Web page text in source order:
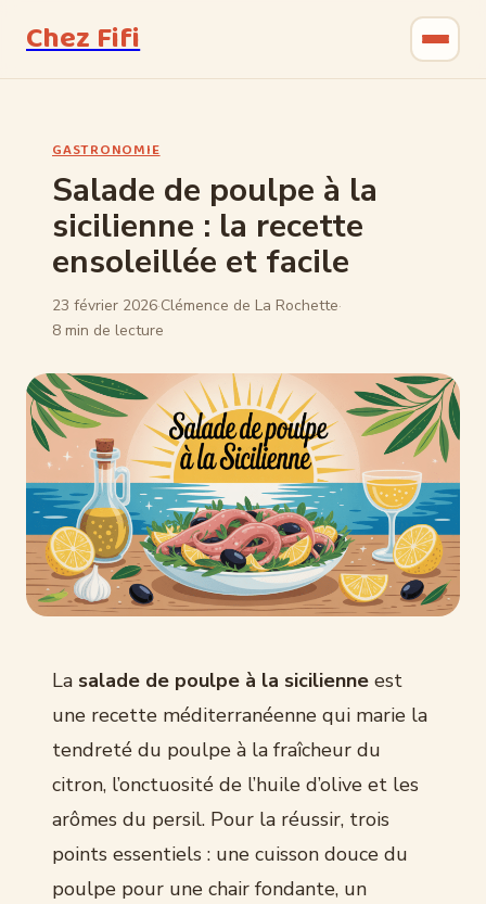
Chez Fifi
Bricolage
Jardinage
GASTRONOMIE
Salade de poulpe à la
sicilienne : la recette
ensoleillée et facile
23 février 2026·Clémence de La Rochette·
8 min de lecture
La salade de poulpe à la sicilienne est
une recette méditerranéenne qui marie la
tendreté du poulpe à la fraîcheur du
citron, l’onctuosité de l’huile d’olive et les
arômes du persil. Pour la réussir, trois
points essentiels : une cuisson douce du
poulpe pour une chair fondante, un